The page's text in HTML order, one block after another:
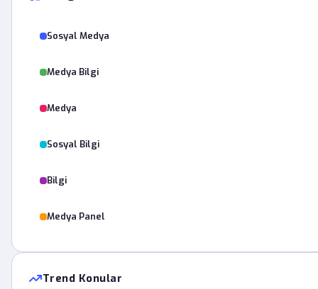
Sosyal Medya
Medya Bilgi
Medya
Sosyal Bilgi
Bilgi
Medya Panel
Trend Konular